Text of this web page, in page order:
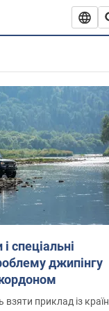
спеціальні
джипінгу
взяти приклад із країн